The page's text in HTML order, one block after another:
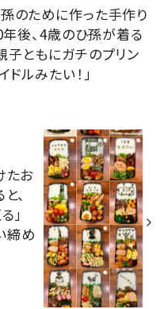
のために作った手作り
年後、4歳のひ孫が着る
子ともにガチのプリン
ドルみたい！」
たお
、
」
締め